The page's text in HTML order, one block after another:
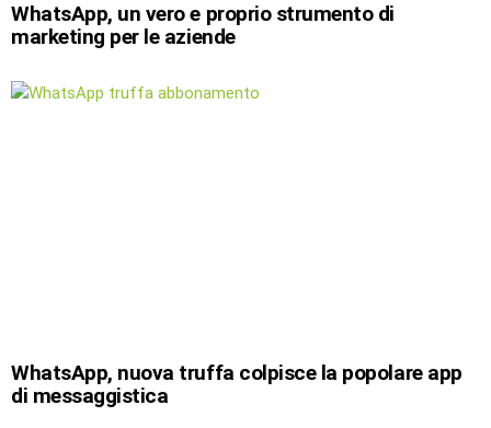
WhatsApp, un vero e proprio strumento di
marketing per le aziende
WhatsApp, nuova truffa colpisce la popolare app
di messaggistica